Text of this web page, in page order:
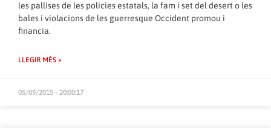
les pallises de les policies estatals, la fam i set del desert o les
bales i violacions de les guerresque Occident promou i
financia.
LLEGIR MÉS »
05/09/2015 - 20:00:17